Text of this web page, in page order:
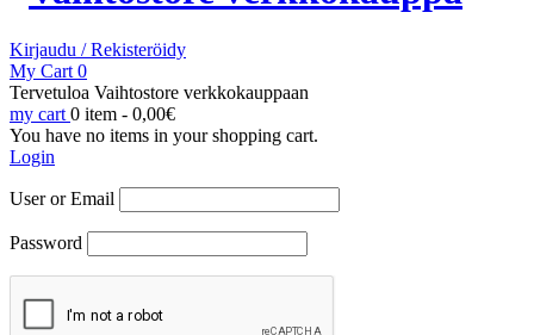
Kirjaudu / Rekisteröidy
My Cart 0
Tervetuloa Vaihtostore verkkokauppaan
my cart 0 item - 0,00€
You have no items in your shopping cart.
Login
User or Email
Password